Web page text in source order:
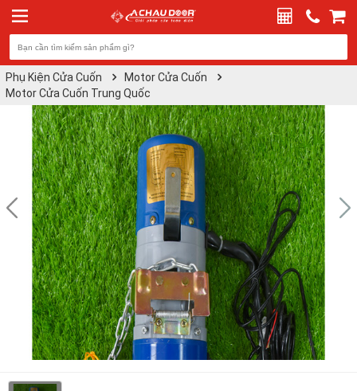
Phụ Kiện Cửa Cuốn
Motor Cửa Cuốn
Motor Cửa Cuốn Trung Quốc